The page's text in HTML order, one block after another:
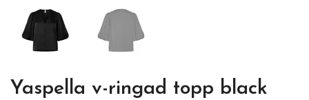
Yaspella v-ringad topp black